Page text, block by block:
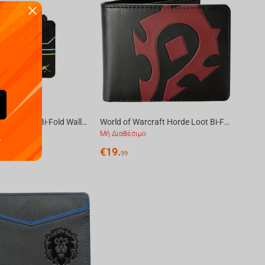
Cyberpunk 2077 Hack Bi-Fold Wallet World of Warcraft Horde Loot Bi-Fold Wallet, Black/Red
Μή Διαθέσιμο
€19.99